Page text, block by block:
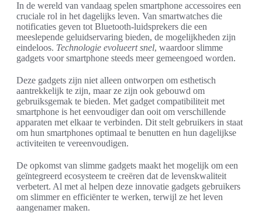
In de wereld van vandaag spelen smartphone accessoires een
cruciale rol in het dagelijks leven. Van smartwatches die
notificaties geven tot Bluetooth-luidsprekers die een
meeslepende geluidservaring bieden, de mogelijkheden zijn
eindeloos. Technologie evolueert snel, waardoor slimme
gadgets voor smartphone steeds meer gemeengoed worden.
Deze gadgets zijn niet alleen ontworpen om esthetisch
aantrekkelijk te zijn, maar ze zijn ook gebouwd om
gebruiksgemak te bieden. Met gadget compatibiliteit met
smartphone is het eenvoudiger dan ooit om verschillende
apparaten met elkaar te verbinden. Dit stelt gebruikers in staat
om hun smartphones optimaal te benutten en hun dagelijkse
activiteiten te vereenvoudigen.
De opkomst van slimme gadgets maakt het mogelijk om een
geïntegreerd ecosysteem te creëren dat de levenskwaliteit
verbetert. Al met al helpen deze innovatie gadgets gebruikers
om slimmer en efficiënter te werken, terwijl ze het leven
aangenamer maken.